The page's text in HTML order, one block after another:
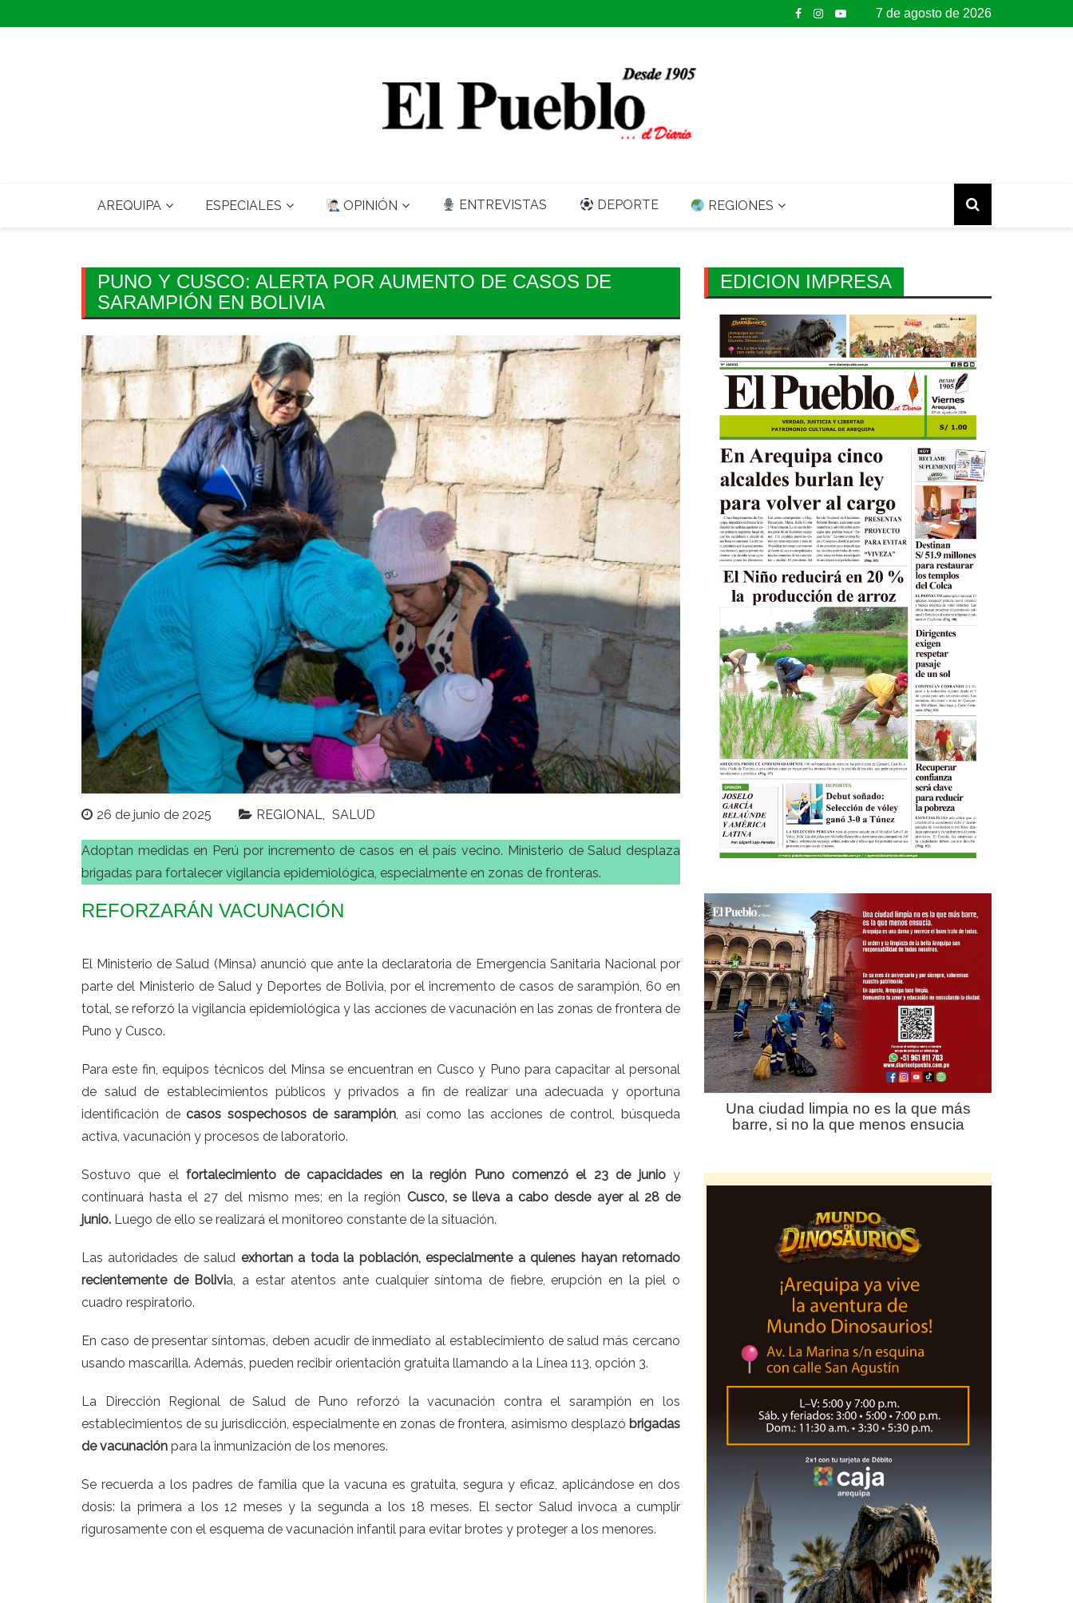
to
7 de agosto de 2026
AREQUIPA ESPECIALES OPINIÓN ENTREVISTAS DEPORTE REGIONES
PUNO Y CUSCO: ALERTA POR AUMENTO DE CASOS DE
SARAMPIÓN EN BOLIVIA
26 de junio de 2025 REGIONAL SALUD
Adoptan medidas en Perú por incremento de casos en el país vecino. Ministerio de Salud desplaza
brigadas para fortalecer vigilancia epidemiológica, especialmente en zonas de fronteras.
REFORZARÁN VACUNACIÓN
El Ministerio de Salud (Minsa) anunció que ante la declaratoria de Emergencia Sanitaria Nacional por
parte del Ministerio de Salud y Deportes de Bolivia, por el incremento de casos de sarampión, 60 en
total, se reforzó la vigilancia epidemiológica y las acciones de vacunación en las zonas de frontera de
Puno y Cusco.
Para este fin, equipos técnicos del Minsa se encuentran en Cusco y Puno para capacitar al personal
de salud de establecimientos públicos y privados a fin de realizar una adecuada y oportuna
identificación de casos sospechosos de sarampión, así como las acciones de control, búsqueda
activa, vacunación y procesos de laboratorio.
Sostuvo que elfortalecimiento de capacidades en la región Puno comenzó el 23 de junioy
continuará hasta el 27 del mismo mes; en la región Cusco, se lleva a cabo desde ayer al 28 de
junio. Luego de ello se realizará el monitoreo constante de la situación.
Las autoridades de salud exhortan a toda la población, especialmente a quienes hayan retornado
recientemente de Bolivia, a estar atentos ante cualquier síntoma de fiebre, erupción en la piel o
cuadro respiratorio.
En caso de presentar síntomas, deben acudir de inmediato al establecimiento de salud más cercano
usando mascarilla. Además, pueden recibir orientación gratuita llamando a la Línea 113, opción 3.
La Dirección Regional de Salud de Puno reforzó la vacunación contra el sarampión en los
establecimientos de su jurisdicción, especialmente en zonas de frontera, asimismo desplazó brigadas
de vacunación para la inmunización de los menores.
Se recuerda a los padres de familia que la vacuna es gratuita, segura y eficaz, aplicándose en dos
dosis: la primera a los 12 meses y la segunda a los 18 meses. El sector Salud invoca a cumplir
rigurosamente con el esquema de vacunación infantil para evitar brotes y proteger a los menores.
EDICION IMPRESA
Una ciudad limpia no es la que más
barre, si no la que menos ensucia